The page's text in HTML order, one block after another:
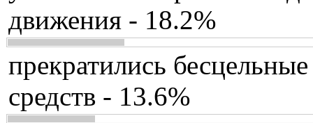
движения - 18.2%
прекратились
средств - 13.6%